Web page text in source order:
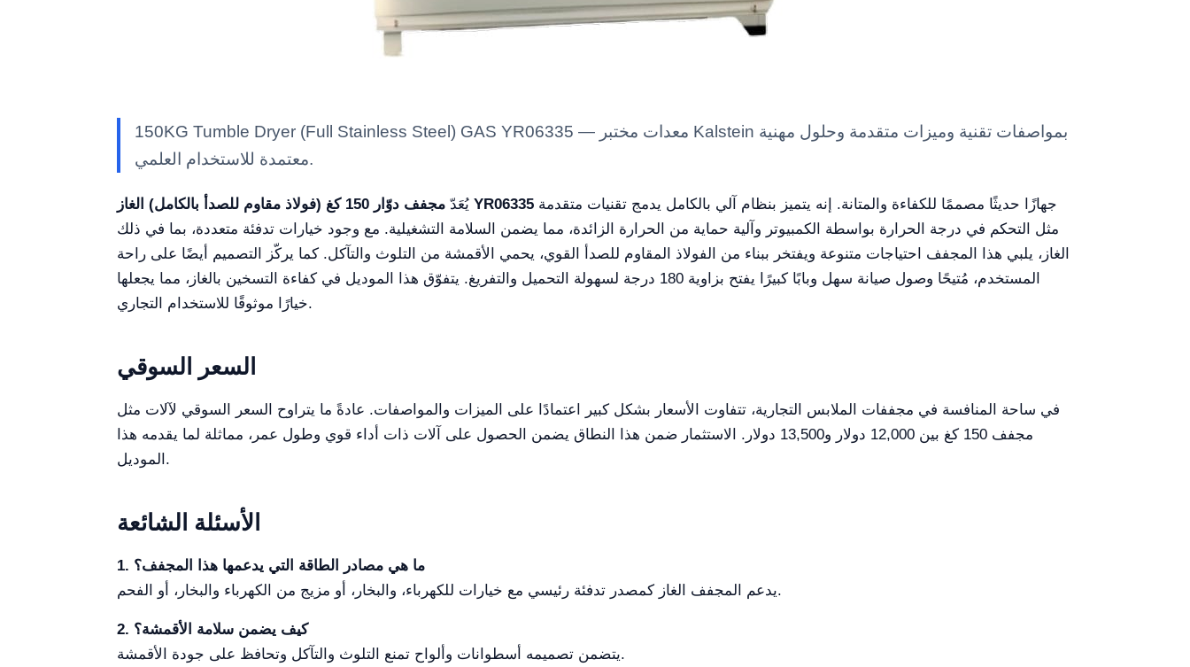
150KG Tumble Dryer (Full Stainless Steel) GAS YR06335 — معدات مختبر Kalstein بمواصفات تقنية وميزات متقدمة وحلول مهنية
معتمدة للاستخدام العلمي.
يُعَدّ مجفف دوّار 150 كغ (فولاذ مقاوم للصدأ بالكامل) الغاز YR06335
مثل التحكم في درجة الحرارة بواسطة الكمبيوتر وآلية حماية من الحرارة الزائدة، مما يضمن السلامة التشغيلية. مع وجود خيارات تدفئة متعددة، بما في ذلك
الغاز، يلبي هذا المجفف احتياجات متنوعة ويفتخر ببناء من الفولاذ المقاوم للصدأ القوي، يحمي الأقمشة من التلوث والتآكل. كما يركّز التصميم أيضًا على راحة
المستخدم، مُتيحًا وصول صيانة سهل وبابًا كبيرًا يفتح بزاوية 180 درجة لسهولة التحميل والتفريغ. يتفوّق هذا الموديل في كفاءة التسخين بالغاز، مما يجعلها
خيارًا موثوقًا للاستخدام التجاري.
السعر السوقي
في ساحة المنافسة في مجففات الملابس التجارية، تتفاوت الأسعار بشكل كبير اعتمادًا على الميزات والمواصفات. عادةً ما يتراوح السعر السوقي لآلات مثل
مجفف 150 كغ بين 12,000 دولار و13,500 دولار. الاستثمار ضمن هذا النطاق يضمن الحصول على آلات ذات أداء قوي وطول عمر، مماثلة لما يقدمه هذا
الموديل.
الأسئلة الشائعة
1. ما هي مصادر الطاقة التي يدعمها هذا المجفف؟
يدعم المجفف الغاز كمصدر تدفئة رئيسي مع خيارات للكهرباء، والبخار، أو مزيج من الكهرباء والبخار، أو الفحم.
2. كيف يضمن سلامة الأقمشة؟
يتضمن تصميمه أسطوانات وألواح تمنع التلوث والتآكل وتحافظ على جودة الأقمشة.